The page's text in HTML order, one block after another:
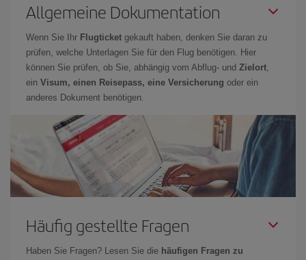
Allgemeine Dokumentation
Wenn Sie Ihr Flugticket gekauft haben, denken Sie daran zu
prüfen, welche Unterlagen Sie für den Flug benötigen. Hier
können Sie prüfen, ob Sie, abhängig vom Abflug- und Zielort,
ein Visum, einen Reisepass, eine Versicherung oder ein
anderes Dokument benötigen.
Häufig gestellte Fragen
Haben Sie Fragen? Lesen Sie die häufigen Fragen zu